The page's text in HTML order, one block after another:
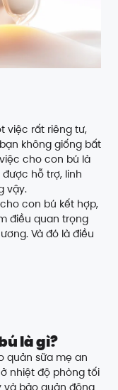
việc rất riêng tư,
không giống bất
cho con bú là
hỗ trợ, linh
vậy.
con bú kết hợp,
điều quan trọng
Và đó là điều
là gì?
quản sữa mẹ an
nhiệt độ phòng tối
và bảo quản đông